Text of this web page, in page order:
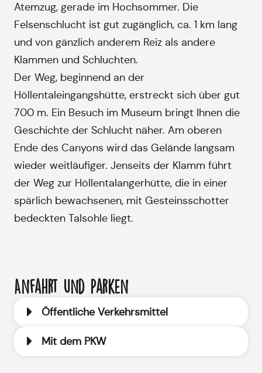
Atemzug, gerade im Hochsommer. Die
Felsenschlucht ist gut zugänglich, ca. 1 km lang
und von gänzlich anderem Reiz als andere
Klammen und Schluchten.
Der Weg, beginnend an der
Höllentaleingangshütte, erstreckt sich über gut
700 m. Ein Besuch im Museum bringt Ihnen die
Geschichte der Schlucht näher. Am oberen
Ende des Canyons wird das Gelände langsam
wieder weitläufiger. Jenseits der Klamm führt
der Weg zur Höllentalangerhütte, die in einer
spärlich bewachsenen, mit Gesteinsschotter
bedeckten Talsohle liegt.
Anfahrt und Parken
Öffentliche Verkehrsmittel
Mit dem PKW